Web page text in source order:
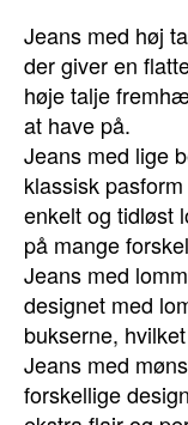
Jeans med høj
der giver en
høje talje
at have på.
Jeans med lige
klassisk
enkelt og tidløst
på mange
Jeans med
designet med
bukserne,
Jeans med
forskellige